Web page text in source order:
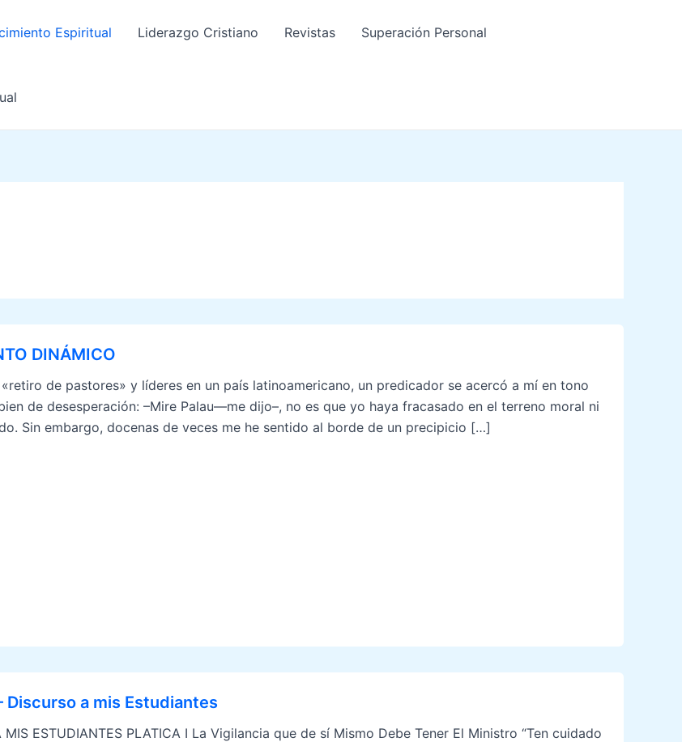
Espiritual Liderazgo Cristiano Revistas Superación Personal
DINÁMICO
de pastores» y líderes en un país latinoamericano, un predicador se acercó a mí en tono
de desesperación: –Mire Palau—me dijo–, no es que yo haya fracasado en el terreno moral ni
Sin embargo, docenas de veces me he sentido al borde de un precipicio […]
Discurso a mis Estudiantes
MIS ESTUDIANTES PLATICA I La Vigilancia que de sí Mismo Debe Tener El Ministro “Ten cuidado